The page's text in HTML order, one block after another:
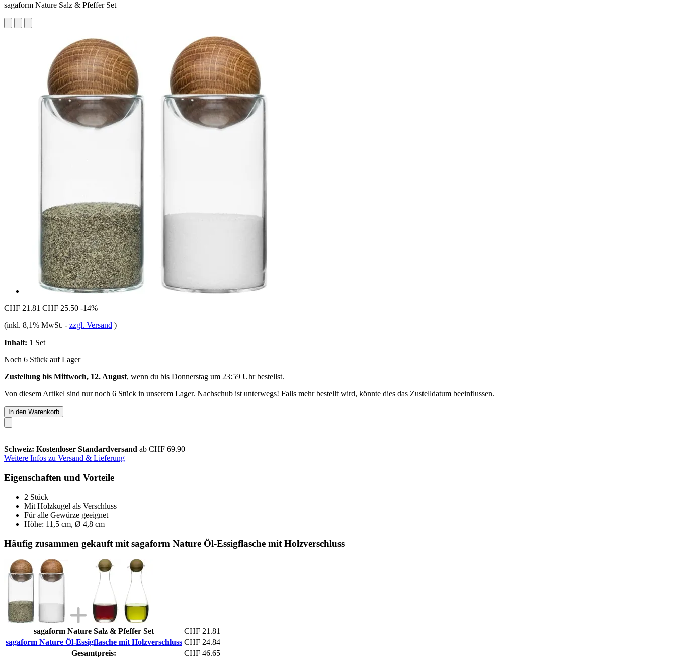
sagaform Nature Salz & Pfeffer Set
CHF 21.81 CHF 25.50 -14%
(inkl. 8,1% MwSt. - zzgl. Versand )
Inhalt: 1 Set
Noch 6 Stück auf Lager
Zustellung bis Mittwoch, 12. August, wenn du bis Donnerstag um 23:59 Uhrbestellst.
Von diesem Artikel sind nur noch 6 Stück in unserem Lager. Nachschub ist unterwegs! Falls mehr bestellt wird, könnte dies das Zustelldatum beeinflussen.
In den Warenkorb
Schweiz: Kostenloser Standardversand ab CHF 69.90
Weitere Infos zu Versand & Lieferung
Eigenschaften und Vorteile
2 Stück
Mit Holzkugel als Verschluss
Für alle Gewürze geeignet
Höhe: 11,5 cm, Ø 4,8 cm
Häufig zusammen gekauft mit sagaform Nature Öl-Essigflasche mit Holzverschluss
sagaform Nature Salz & Pfeffer Set
CHF 21.81
sagaform Nature Öl-Essigflasche mit Holzverschluss CHF 24.84
Gesamtpreis:
CHF 46.65